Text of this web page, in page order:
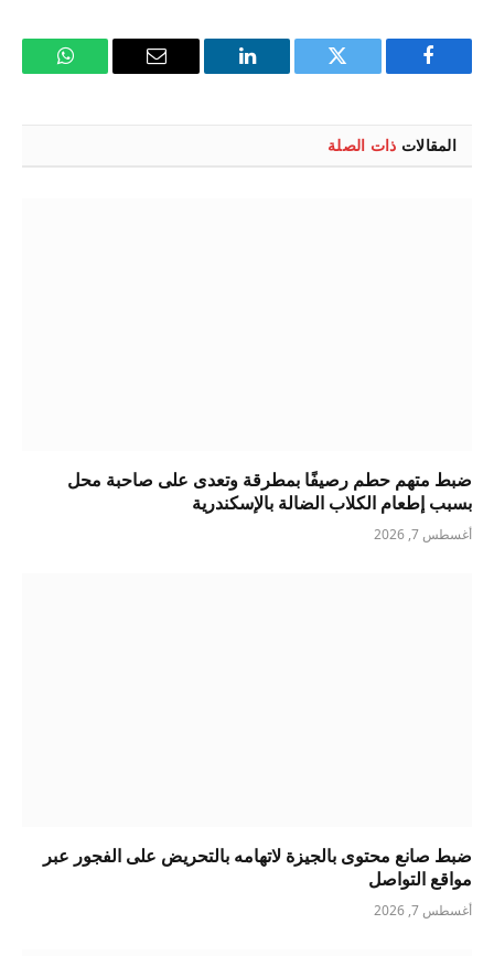
فيسبوك تويتر لينكدإن
البريد
واتساب
المقالات ذات الصلة
ضبط متهم حطم رصيفًا بمطرقة وتعدى على صاحبة محل
بسبب إطعام الكلاب الضالة بالإسكندرية
أغسطس 7, 2026
ضبط صانع محتوى بالجيزة لاتهامه بالتحريض على الفجور عبر
مواقع التواصل
أغسطس 7, 2026